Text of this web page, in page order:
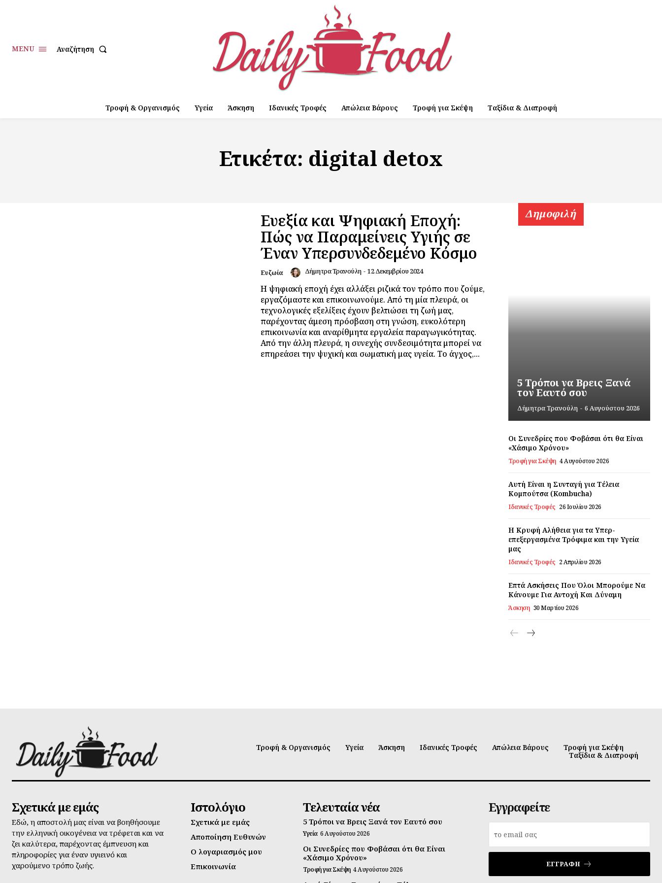
MENU Αναζήτηση
Τροφή & Οργανισμός Υγεία Άσκηση Ιδανικές Τροφές Απώλεια Βάρους Τροφή για Σκέψη Ταξίδια & Διατροφή
Ετικέτα: digital detox
Ευεξία και Ψηφιακή Εποχή:
Πώς να Παραμείνεις Υγιής σε
Έναν Υπερσυνδεδεμένο Κόσμο
Ευζωία Δήμητρα Τρανούλη - 12 Δεκεμβρίου 2024
Η ψηφιακή εποχή έχει αλλάξει ριζικά τον τρόπο που ζούμε,
εργαζόμαστε και επικοινωνούμε. Από τη μία πλευρά, οι
τεχνολογικές εξελίξεις έχουν βελτιώσει τη ζωή μας,
παρέχοντας άμεση πρόσβαση στη γνώση, ευκολότερη
επικοινωνία και αναρίθμητα εργαλεία παραγωγικότητας.
Από την άλλη πλευρά, η συνεχής συνδεσιμότητα μπορεί να
επηρεάσει την ψυχική και σωματική μας υγεία. Το άγχος,...
Δημοφιλή
5 Τρόποι να Βρεις Ξανά
τον Εαυτό σου
Δήμητρα Τρανούλη - 6 Αυγούστου 2026
Οι Συνεδρίες που Φοβάσαι ότι θα Είναι
«Χάσιμο Χρόνου»
Τροφή για Σκέψη 4 Αυγούστου 2026
Αυτή Είναι η Συνταγή για Τέλεια
Κομπούτσα (Kombucha)
Ιδανικές Τροφές 26 Ιουλίου 2026
Η Κρυφή Αλήθεια για τα Υπερ-
επεξεργασμένα Τρόφιμα και την Υγεία
μας
Ιδανικές Τροφές 2 Απριλίου 2026
Επτά Ασκήσεις Που Όλοι Μπορούμε Να
Κάνουμε Για Αντοχή Και Δύναμη
Άσκηση 30 Μαρτίου 2026
Τροφή & Οργανισμός Υγεία Άσκηση Ιδανικές Τροφές Απώλεια Βάρους
Τροφή για Σκέψη
Ταξίδια & Διατροφή
Σχετικά με εμάς
Εδώ, η αποστολή μας είναι να βοηθήσουμε
την ελληνική οικογένεια να τρέφεται και να
ζει καλύτερα, παρέχοντας έμπνευση και
πληροφορίες για έναν υγιεινό και
χαρούμενο τρόπο ζωής.
Ιστολόγιο
Σχετικά με εμάς
Αποποίηση Ευθυνών
Ο λογαριασμός μου
Επικοινωνία
Τελευταία νέα
5 Τρόποι να Βρεις Ξανά τον Εαυτό σου
Υγεία 6 Αυγούστου 2026
Οι Συνεδρίες που Φοβάσαι ότι θα Είναι
«Χάσιμο Χρόνου»
Τροφή για Σκέψη 4 Αυγούστου 2026
Εγγραφείτε
ΕΓΓΡΑΦΉ